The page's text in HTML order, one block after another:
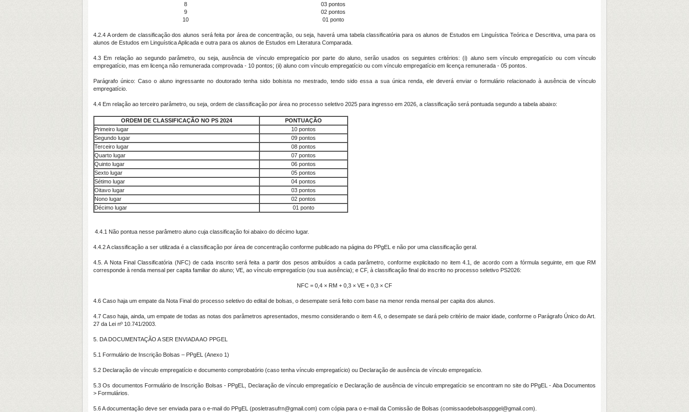
8
03 pontos
9
02 pontos
10
01 ponto
4.2.4 A ordem de classificação dos alunos será feita por área de concentração, ou seja, haverá uma tabela classificatória para os alunos de Estudos em Linguística Teórica e Descritiva, uma para os
alunos de Estudos em Linguística Aplicada e outra para os alunos de Estudos em Literatura Comparada.
4.3 Em relação ao segundo parâmetro, ou seja, ausência de vínculo empregatício por parte do aluno, serão usados os seguintes critérios: (i) aluno sem vínculo empregatício ou com vínculo
empregatício, mas em licença não remunerada comprovada - 10 pontos; (ii) aluno com vínculo empregatício ou com vínculo empregatício em licença remunerada - 05 pontos.
Parágrafo único: Caso o aluno ingressante no doutorado tenha sido bolsista no mestrado, tendo sido essa a sua única renda, ele deverá enviar o formulário relacionado à ausência de vínculo
empregatício.
4.4 Em relação ao terceiro parâmetro, ou seja, ordem de classificação por área no processo seletivo 2025 para ingresso em 2026, a classificação será pontuada segundo a tabela abaixo:
ORDEM DE CLASSIFICAÇÃO NO PS 2024
PONTUAÇÃO
Primeiro lugar
10 pontos
Segundo lugar
09 pontos
Terceiro lugar
08 pontos
Quarto lugar
07 pontos
Quinto lugar
06 pontos
Sexto lugar
05 pontos
Sétimo lugar
04 pontos
Oitavo lugar
03 pontos
Nono lugar
02 pontos
Décimo lugar
01 ponto
4.4.1 Não pontua nesse parâmetro aluno cuja classificação foi abaixo do décimo lugar.
4.4.2 A classificação a ser utilizada é a classificação por área de concentração conforme publicado na página do PPgEL e não por uma classificação geral.
4.5. A Nota Final Classificatória (NFC) de cada inscrito será feita a partir dos pesos atribuídos a cada parâmetro, conforme explicitado no item 4.1, de acordo com a fórmula seguinte, em que RM
corresponde à renda mensal per capita familiar do aluno; VE, ao vínculo empregatício (ou sua ausência); e CF, à classificação final do inscrito no processo seletivo PS2026:
NFC = 0,4 × RM + 0,3 × VE + 0,3 × CF
4.6 Caso haja um empate da Nota Final do processo seletivo do edital de bolsas, o desempate será feito com base na menor renda mensal per capita dos alunos.
4.7 Caso haja, ainda, um empate de todas as notas dos parâmetros apresentados, mesmo considerando o item 4.6, o desempate se dará pelo critério de maior idade, conforme o Parágrafo Único do Art.
27 da Lei nº 10.741/2003.
5. DA DOCUMENTAÇÃO A SER ENVIADA AO PPGEL
5.1 Formulário de Inscrição Bolsas – PPgEL (Anexo 1)
5.2 Declaração de vínculo empregatício e documento comprobatório (caso tenha vínculo empregatício) ou Declaração de ausência de vínculo empregatício.
5.3 Os documentos Formulário de Inscrição Bolsas - PPgEL, Declaração de vínculo empregatício e Declaração de ausência de vínculo empregatício se encontram no site do PPgEL - Aba Documentos
> Formulários.
5.6 A documentação deve ser enviada para o e-mail do PPgEL (posletrasufrn@gmail.com) com cópia para o e-mail da Comissão de Bolsas (comissaodebolsasppgel@gmail.com).